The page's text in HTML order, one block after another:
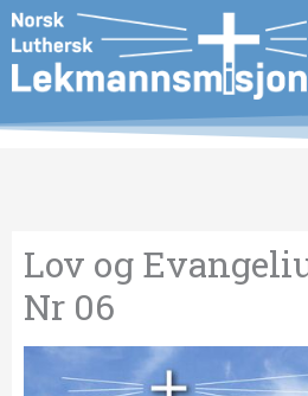
Hopp
rett
til
innholdet
Lov og
Nr 06
Innleggnavigasjon